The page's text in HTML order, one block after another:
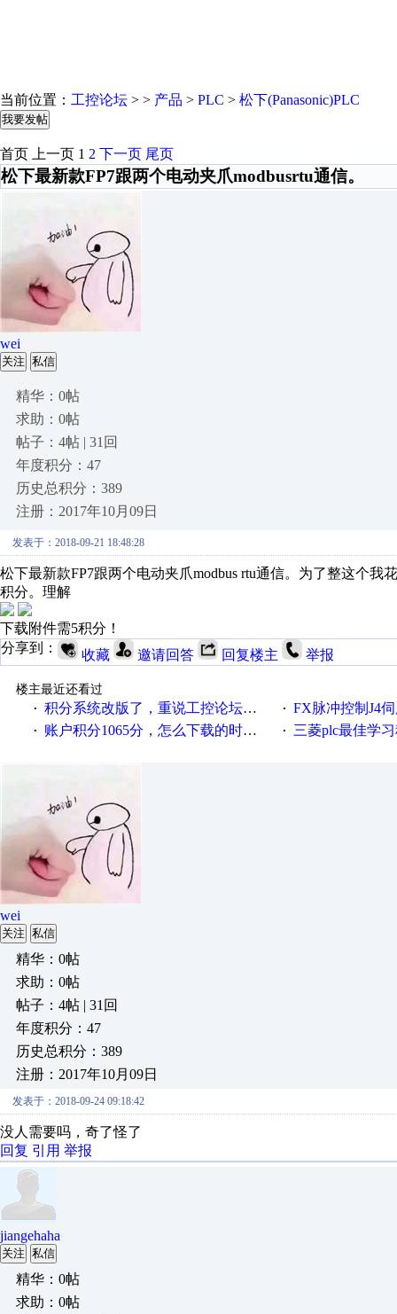
当前位置： 工控论坛 > > 产品 > PLC > 松下(Panasonic)PLC
我要发帖
首页 上一页 1 2 下一页 尾页
​松下最新款FP7跟两个电动夹爪modbusrtu通信。
wei
关注 私信
精华：0帖
求助：0帖
帖子：4帖 | 31回
年度积分：47
历史总积分：389
注册：2017年10月09日
发表于：2018-09-21 18:48:28
松下最新款FP7跟两个电动夹爪modbus rtu通信。为了整这个
积分。理解
下载附件需5积分！
分享到：
收藏 邀请回答 回复楼主 举报
楼主最近还看过
· 积分系统改版了，重说工控论坛积分那点事儿…… · FX脉冲控制J4伺服
· 账户积分1065分，怎么下载的时候提示积分不足，什么意思 · 三菱plc最佳学习程序，伺服控制，各
wei
关注 私信
精华：0帖
求助：0帖
帖子：4帖 | 31回
年度积分：47
历史总积分：389
注册：2017年10月09日
发表于：2018-09-24 09:18:42
没人需要吗，奇了怪了
回复 引用 举报
jiangehaha
关注 私信
精华：0帖
求助：0帖